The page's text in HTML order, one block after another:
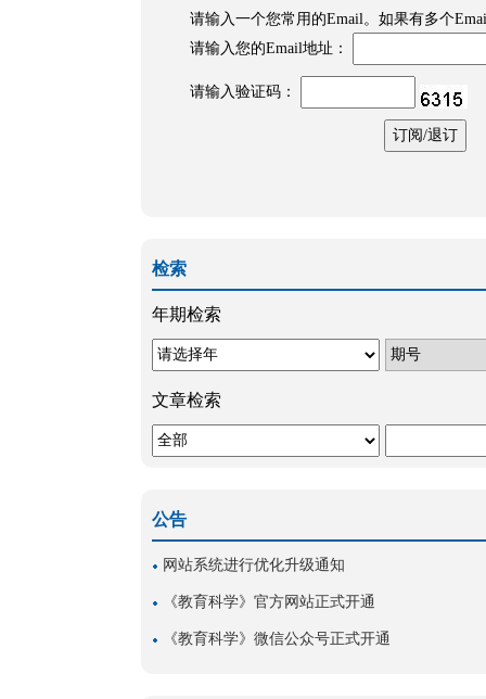
请输入一个您常用的Email。如果有多个
请输入您的Email地址：
请输入验证码：
检索
年期检索
文章检索
公告
网站系统进行优化升级通知
《教育科学》官方网站正式开通
《教育科学》微信公众号正式开通